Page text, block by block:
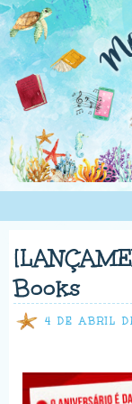
Books
4 DE ABRIL